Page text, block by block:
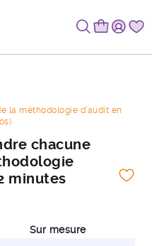
la méthodologie d'audit en
chacune
minutes
Sur mesure